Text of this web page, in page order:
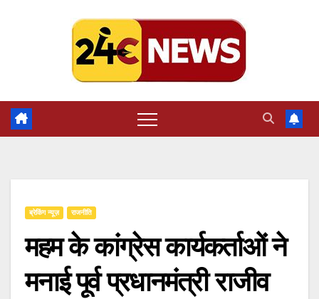
ब्रेकिंग न्यूज़ राजनीति
महम के कांग्रेस कार्यकर्ताओं ने
मनाई पूर्व प्रधानमंत्री राजीव